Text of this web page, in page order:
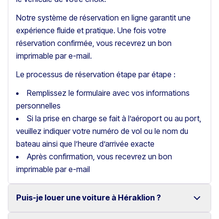
Notre système de réservation en ligne garantit une
expérience fluide et pratique. Une fois votre
réservation confirmée, vous recevrez un bon
imprimable par e-mail.
Le processus de réservation étape par étape :
Remplissez le formulaire avec vos informations
personnelles
Si la prise en charge se fait à l’aéroport ou au port,
veuillez indiquer votre numéro de vol ou le nom du
bateau ainsi que l’heure d’arrivée exacte
Après confirmation, vous recevrez un bon
imprimable par e-mail
Puis-je louer une voiture à Héraklion ?